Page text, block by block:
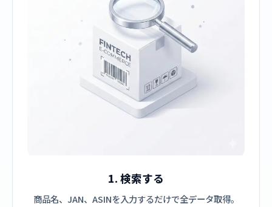
1. 検索する
商品名、JAN、ASINを入力するだけで全データ取得。